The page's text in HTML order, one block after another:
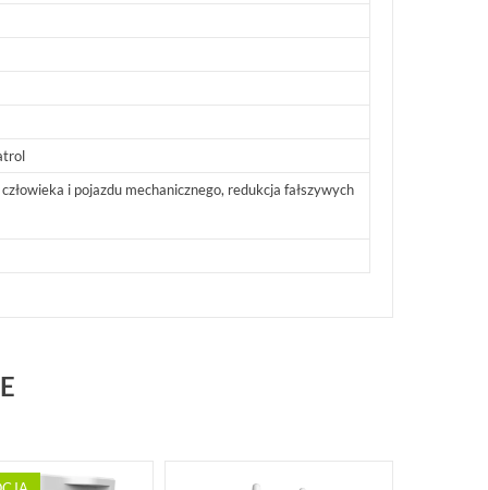
i pojazdu mechanicznego, redukcja fałszywych